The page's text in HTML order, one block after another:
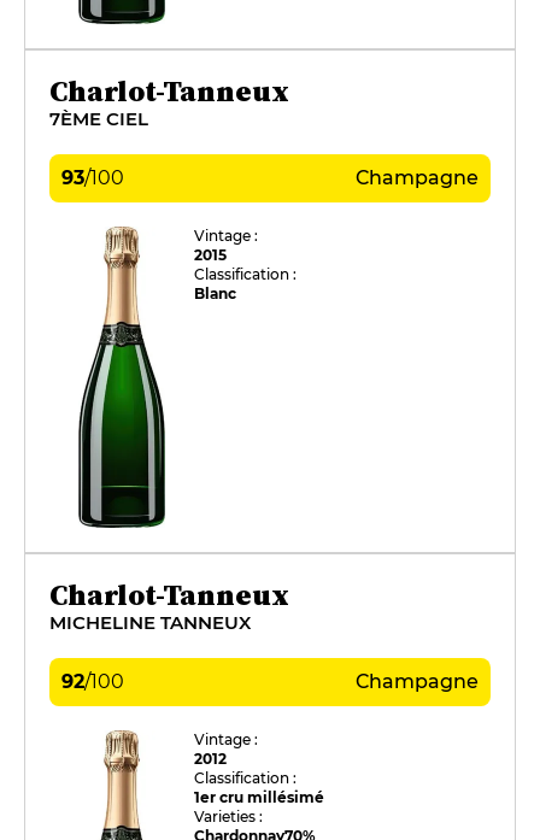
Charlot-Tanneux
7ÈME CIEL
93/100 Champagne
Vintage :
2015
Classification :
Blanc
Charlot-Tanneux
MICHELINE TANNEUX
92/100 Champagne
Vintage :
2012
Classification :
1er cru millésimé
Varieties :
Chardonnay70%